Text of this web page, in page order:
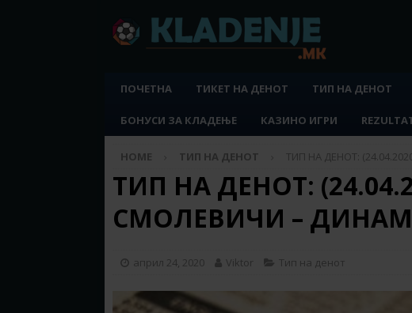
ПОЧЕТНА ТИКЕТ НА ДЕНОТ ТИП НА ДЕНОТ
БОНУСИ ЗА КЛАДЕЊЕ КАЗИНО ИГРИ
HOME ТИП НА ДЕНОТ ТИП НА ДЕНОТ:
ТИП НА ДЕНОТ:
СМОЛЕВИЧИ –
април 24, 2020 Viktor Тип на денот